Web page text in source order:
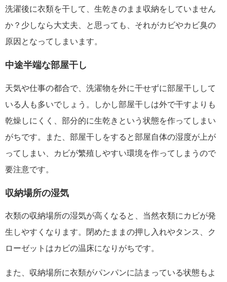
洗濯後に衣類を干して、生乾きのまま収納をしていません
か？少しなら大丈夫、と思っても、それがカビやカビ臭の
原因となってしまいます。
中途半端な部屋干し
天気や仕事の都合で、洗濯物を外に干せずに部屋干しして
いる人も多いでしょう。しかし部屋干しは外で干すよりも
乾燥しにくく、部分的に生乾きという状態を作ってしまい
がちです。また、部屋干しをすると部屋自体の湿度が上が
ってしまい、カビが繁殖しやすい環境を作ってしまうので
要注意です。
収納場所の湿気
衣類の収納場所の湿気が高くなると、当然衣類にカビが発
生しやすくなります。閉めたままの押し入れやタンス、ク
ローゼットはカビの温床になりがちです。
また、収納場所に衣類がパンパンに詰まっている状態もよ